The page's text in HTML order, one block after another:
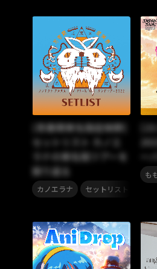
[思春期東名阪症候群]
セットリスト カノエ
ラナの東名阪ツアーを
振り返る
カノエラナ セットリスト
も